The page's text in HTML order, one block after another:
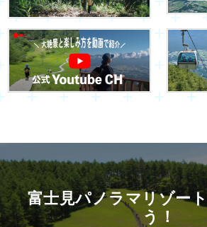
富士見パノラマリゾー
う！